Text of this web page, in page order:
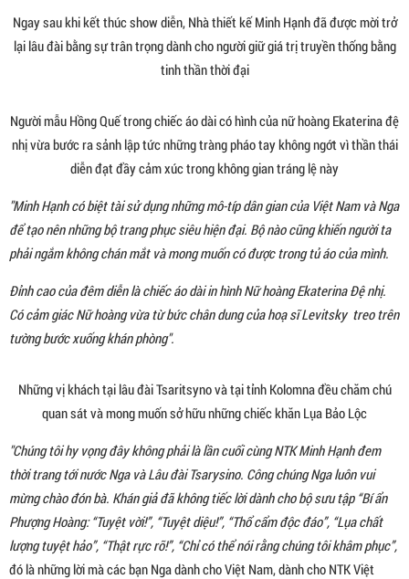
Ngay sau khi kết thúc show diễn, Nhà thiết kế Minh Hạnh đã được mời trở
lại lâu đài bằng sự trân trọng dành cho người giữ giá trị truyền thống bằng
tinh thần thời đại
Người mẫu Hồng Quế trong chiếc áo dài có hình của nữ hoàng Ekaterina đệ
nhị vừa bước ra sảnh lập tức những tràng pháo tay không ngớt vì thần thái
diễn đạt đầy cảm xúc trong không gian tráng lệ này
"Minh Hạnh có biệt tài sử dụng những mô-típ dân gian của Việt Nam và Nga
để tạo nên những bộ trang phục siêu hiện đại. Bộ nào cũng khiến người ta
phải ngắm không chán mắt và mong muốn có được trong tủ áo của mình.
Đỉnh cao của đêm diễn là chiếc áo dài in hình Nữ hoàng Ekaterina Đệ nhị.
Có cảm giác Nữ hoàng vừa từ bức chân dung của hoạ sĩ Levitsky treo trên
tường bước xuống khán phòng".
Những vị khách tại lâu đài Tsaritsyno và tại tỉnh Kolomna đều chăm chú
quan sát và mong muốn sở hữu những chiếc khăn Lụa Bảo Lộc
"Chúng tôi hy vọng đây không phải là lần cuối cùng NTK Minh Hạnh đem
thời trang tới nước Nga và Lâu đài Tsarysino. Công chúng Nga luôn vui
mừng chào đón bà. Khán giả đã không tiếc lời dành cho bộ sưu tập “Bí ẩn
Phượng Hoàng: “Tuyệt vời!”, “Tuyệt diệu!”, “Thổ cẩm độc đáo”, “Lụa chất
lượng tuyệt hảo”, “Thật rực rỡ!”, “Chỉ có thể nói rằng chúng tôi khâm phục”,
đó là những lời mà các bạn Nga dành cho Việt Nam, dành cho NTK Việt